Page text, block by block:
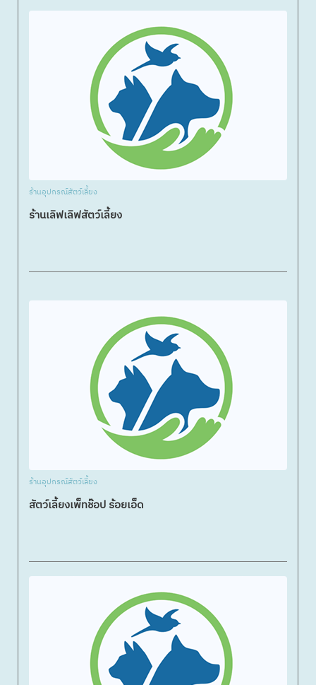
ร้านอุปกรณ์สัตว์เลี้ยง
ร้านเลิฟเลิฟสัตว์เลี้ยง
ร้านอุปกรณ์สัตว์เลี้ยง
สัตว์เลี้ยงเพ็ทช๊อป ร้อยเอ็ด